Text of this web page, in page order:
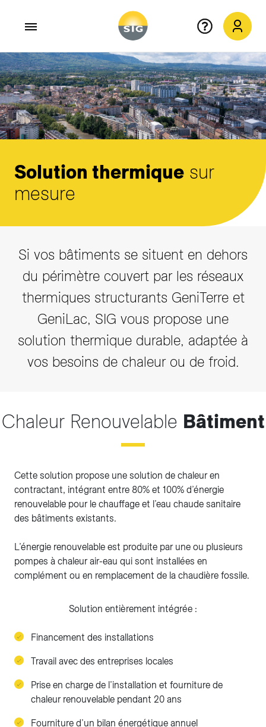
Aller au contenu principal
Solution thermique sur
mesure
Si vos bâtiments se situent en dehors
du périmètre couvert par les réseaux
thermiques structurants GeniTerre et
GeniLac, SIG vous propose une
solution thermique durable, adaptée à
vos besoins de chaleur ou de froid.
Chaleur Renouvelable Bâtiment
Cette solution propose une solution de chaleur en
contractant, intégrant entre 80% et 100% d’énergie
renouvelable pour le chauffage et l’eau chaude sanitaire
des bâtiments existants.
L’énergie renouvelable est produite par une ou plusieurs
pompes à chaleur air-eau qui sont installées en
complément ou en remplacement de la chaudière fossile.
Solution entièrement intégrée :
Financement des installations
Travail avec des entreprises locales
Prise en charge de l’installation et fourniture de
chaleur renouvelable pendant 20 ans
Fourniture d’un bilan énergétique annuel